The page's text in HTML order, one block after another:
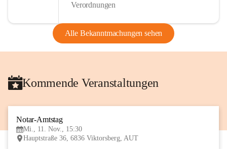
Verordnungen
Alle Bekanntmachungen sehen
Kommende Veranstaltungen
Notar-Amtstag
Mi., 11. Nov., 15:30
Hauptstraße 36, 6836 Viktorsberg, AUT